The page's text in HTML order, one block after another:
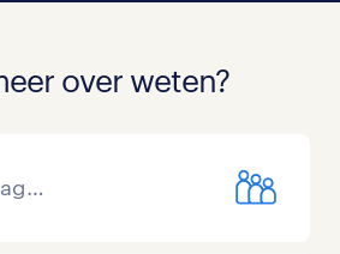
over weten?
generatiemanagement